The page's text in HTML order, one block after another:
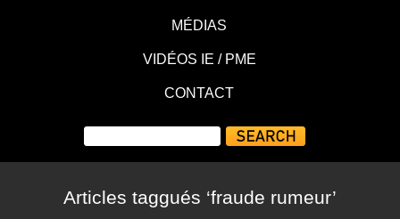
MÉDIAS
VIDÉOS IE / PME
CONTACT
Articles taggués ‘fraude rumeur’